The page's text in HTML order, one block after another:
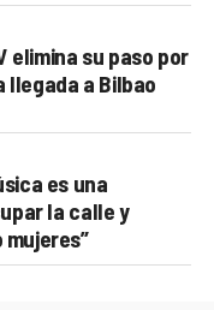
elimina su paso por
llegada a Bilbao
es una
la calle y